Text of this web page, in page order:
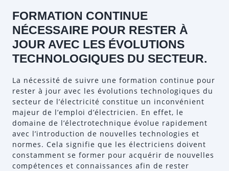
FORMATION CONTINUE
NÉCESSAIRE POUR RESTER À
JOUR AVEC LES ÉVOLUTIONS
TECHNOLOGIQUES DU SECTEUR.
La nécessité de suivre une formation continue pour
rester à jour avec les évolutions technologiques du
secteur de l’électricité constitue un inconvénient
majeur de l’emploi d’électricien. En effet, le
domaine de l’électrotechnique évolue rapidement
avec l’introduction de nouvelles technologies et
normes. Cela signifie que les électriciens doivent
constamment se former pour acquérir de nouvelles
compétences et connaissances afin de rester